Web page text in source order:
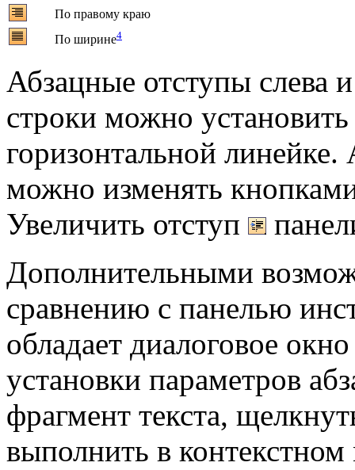
По правому краю
По ширине4
Абзацные отступы слева
строки можно установить
горизонтальной
можно изменять
Увеличить отступ
Дополнительными
сравнению с панелью
обладает диалоговое
установки параметров
фрагмент текста,
выполнить в